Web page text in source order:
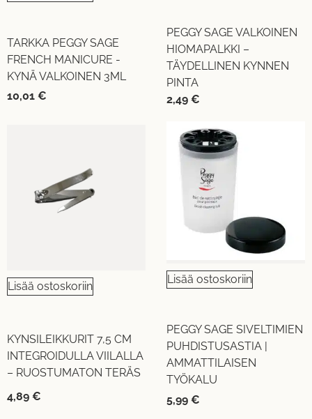
TARKKA PEGGY SAGE
FRENCH MANICURE -
KYNÄ VALKOINEN 3ML
10,01 €
PEGGY SAGE VALKOINEN
HIOMAPALKKI –
TÄYDELLINEN KYNNEN
PINTA
2,49 €
Lisää ostoskoriin
KYNSILEIKKURIT 7,5 CM
INTEGROIDULLA VIILALLA
– RUOSTUMATON TERÄS
4,89 €
Lisää ostoskoriin
PEGGY SAGE SIVELTIMIEN
PUHDISTUSASTIA |
AMMATTILAISEN
TYÖKALU
5,99 €